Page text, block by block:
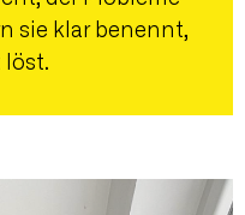
sie klar benennt,
löst.